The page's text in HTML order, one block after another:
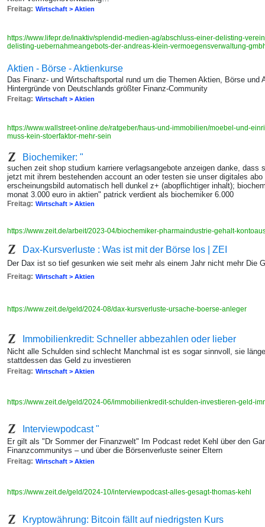
Freitag: Wirtschaft > Aktien
https://www.lifepr.de/inaktiv/splendid-medien-ag/abschluss-einer-delisting-
delisting-uebernahmeangebots-der-andreas-klein-vermoegensverwaltung-
Aktien - Börse - Aktienkurse
Das Finanz- und Wirtschaftsportal rund um die Themen Aktien, Börse und
Hintergründe von Deutschlands größter Finanz-Community
Freitag: Wirtschaft > Aktien
https://www.wallstreet-online.de/ratgeber/haus-und-immobilien/moebel-und-
muss-kein-stoerfaktor-mehr-sein
Biochemiker: "
suchen zeit shop studium karriere verlagsangebote anzeigen danke, dass
jetzt mit ihrem bestehenden account an oder testen sie unser digitales
erscheinungsbild automatisch hell dunkel z+ (abopflichtiger inhalt);
monat 3.000 euro in aktien" patrick verdient als biochemiker 6.000
Freitag: Wirtschaft > Aktien
https://www.zeit.de/arbeit/2023-04/biochemiker-pharmaindustrie-gehalt-
Dax-Kursverluste : Was ist mit der Börse los | ZEI
Der Dax ist so tief gesunken wie seit mehr als einem Jahr nicht mehr Die
Freitag: Wirtschaft > Aktien
https://www.zeit.de/geld/2024-08/dax-kursverluste-ursache-boerse-anleger
Immobilienkredit: Schneller abbezahlen oder lieber
Nicht alle Schulden sind schlecht Manchmal ist es sogar sinnvoll, sie
stattdessen das Geld zu investieren
Freitag: Wirtschaft > Aktien
https://www.zeit.de/geld/2024-06/immobilienkredit-schulden-investieren-geld-
Interviewpodcast "
Er gilt als "Dr Sommer der Finanzwelt" Im Podcast redet Kehl über den
Finanzcommunitys – und über die Börsenverluste seiner Eltern
Freitag: Wirtschaft > Aktien
https://www.zeit.de/geld/2024-10/interviewpodcast-alles-gesagt-thomas-kehl
Kryptowährung: Bitcoin fällt auf niedrigsten Kurs